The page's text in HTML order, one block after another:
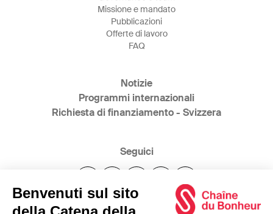
Missione e mandato
Pubblicazioni
Offerte di lavoro
FAQ
Notizie
Programmi internazionali
Richiesta di finanziamento - Svizzera
Seguici